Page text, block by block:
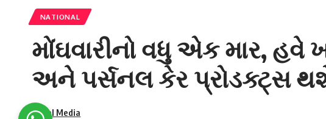
NATIONAL
મોંઘવારીનો વધુ એક માર, હવે
અને પર્સનલ કેર પ્રોડક્ટ્સ
Social Media